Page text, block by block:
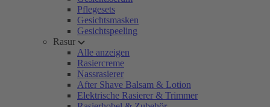
Pflegesets
Gesichtsmasken
Gesichtspeeling
Rasur
Alle anzeigen
Rasiercreme
Nassrasierer
After Shave Balsam & Lotion
Elektrische Rasierer & Trimmer